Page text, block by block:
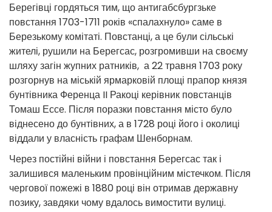
Берегівці гордяться тим, що антигабсбургзьке
повстання 1703-1711 років «спалахнуло» саме в
Березькому комітаті. Повстанці, а це були сільські
жителі, рушили на Берегсас, розгромивши на своєму
шляху загін жупних ратників, а 22 травня 1703 року
розгорнув на міській ярмарковій площі прапор князя
бунтівника Ференца II Ракоці керівник повстанців
Томаш Ессе. Після поразки повстання місто було
віднесено до бунтівних, а в 1728 році його і околиці
віддали у власність графам Шенборнам.
Через постійні війни і повстання Берегсас так і
залишився маленьким провінційним містечком. Після
чергової пожежі в 1880 році він отримав державну
позику, завдяки чому вдалось вимостити вулиці.